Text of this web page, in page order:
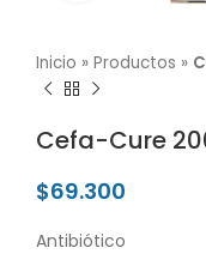
Inicio » Productos »
Cefa-Cure
$69.300
Antibiótico